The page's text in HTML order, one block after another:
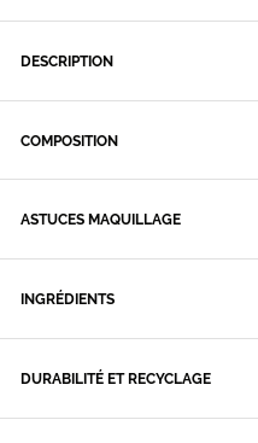
DESCRIPTION
COMPOSITION
ASTUCES MAQUILLAGE
INGRÉDIENTS
DURABILITÉ ET RECYCLAGE